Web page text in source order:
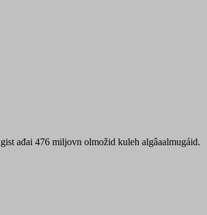
ađai 476 miljovn olmožid kuleh algâaalmugáid.